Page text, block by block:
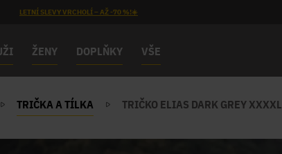
LETNÍ SLEVY VRCHOLÍ – AŽ -70 %!☀️
ŽENY DOPLŇKY VŠE
TRIČKA A TÍLKA TRIČKO ELIAS DARK GREY XXXXL